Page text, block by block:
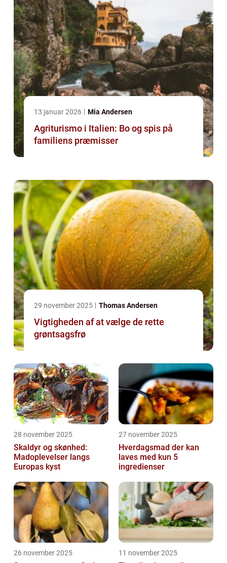
13 januar 2026 Mia Andersen
Agriturismo i Italien: Bo og spis på
familiens præmisser
29 november 2025 Thomas Andersen
Vigtigheden af at vælge de rette
grøntsagsfrø
28 november 2025
Skaldyr og skønhed:
Madoplevelser langs
Europas kyst
27 november 2025
Hverdagsmad der kan
laves med kun 5
ingredienser
26 november 2025 11 november 2025